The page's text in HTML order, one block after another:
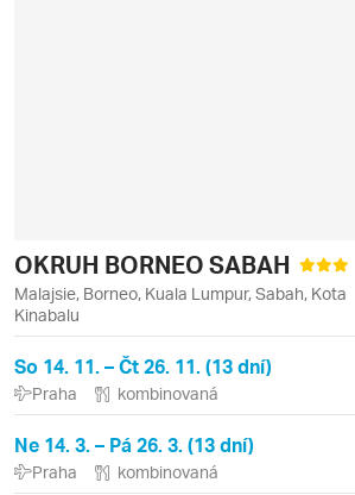
OKRUH BORNEO SABAH
Malajsie, Borneo, Kuala Lumpur, Sabah, Kota
Kinabalu
So 14. 11. – Čt 26. 11. (13 dní)
Praha kombinovaná
Ne 14. 3. – Pá 26. 3. (13 dní)
Praha kombinovaná